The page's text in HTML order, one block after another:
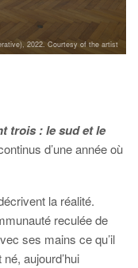
2022. Courtesy of the artist
trois : le sud et le
d’une année où
la réalité.
reculée de
ses mains ce qu’il
aujourd’hui